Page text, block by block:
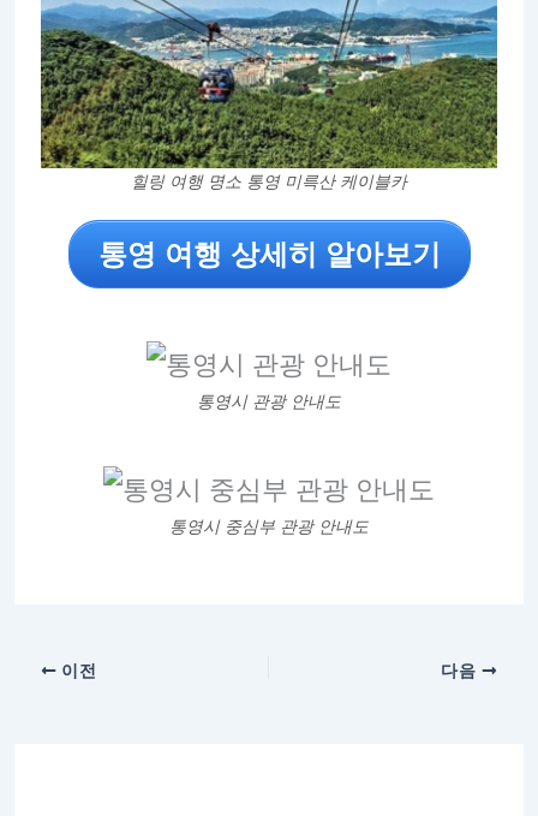
힐링 여행 명소 통영 미륵산 케이블카
통영 여행 상세히 알아보기
통영시 관광 안내도
통영시 중심부 관광 안내도
이전 다음